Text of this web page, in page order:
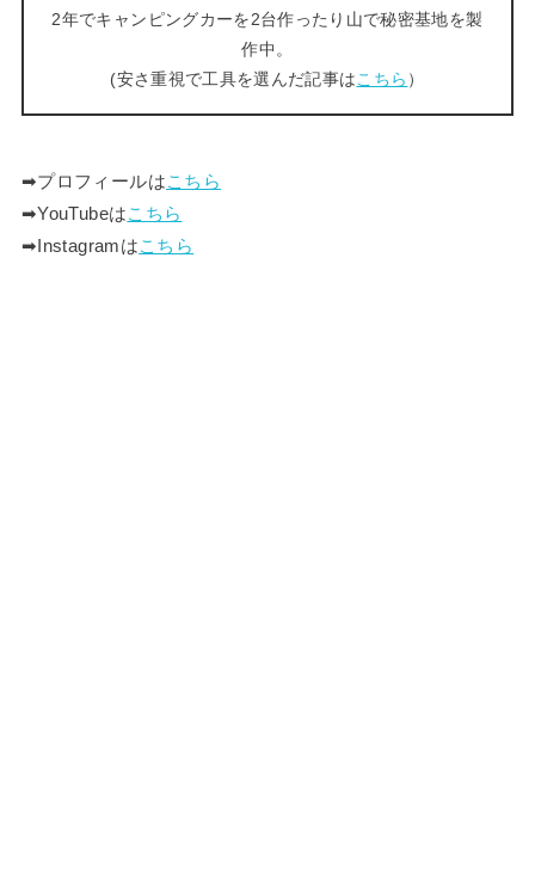
2年でキャンピングカーを2台作ったり山で秘密基地を製
作中。
(安さ重視で工具を選んだ記事はこちら ）
➡︎プロフィールはこちら
➡︎YouTubeはこちら
➡︎Instagramはこちら